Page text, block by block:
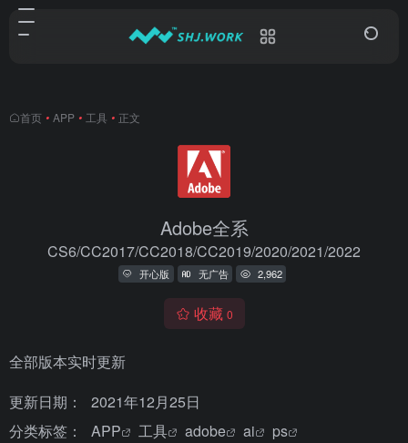
首页 • APP • 工具 • 正文
Adobe全系
CS6/CC2017/CC2018/CC2019/2020/2021/2022
开心版 无广告 2,962
收藏 0
全部版本实时更新
更新日期：
2021年12月25日
分类标签：
APP 工具 adobe ai
ps